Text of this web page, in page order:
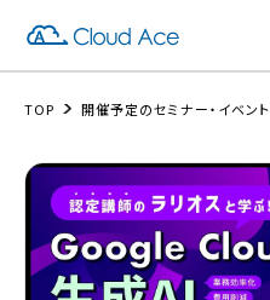
TOP 開催予定のセミナー・イベント